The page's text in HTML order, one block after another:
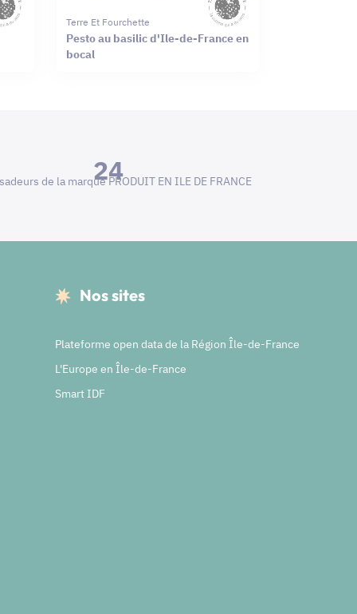
Terre Et Fourchette
Pesto au basilic d'Ile-de-France en
bocal
24
de la marque PRODUIT EN ILE DE FRANCE
Nos sites
Plateforme open data de la Région Île-de-France
L'Europe en Île-de-France
Smart IDF